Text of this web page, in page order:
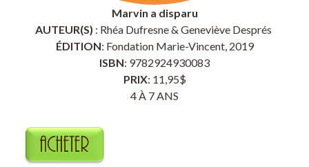
Marvin a disparu
AUTEUR(S) : Rhéa Dufresne & Geneviève Després
ÉDITION: Fondation Marie-Vincent, 2019
ISBN: 9782924930083
PRIX: 11,95$
4 À 7 ANS